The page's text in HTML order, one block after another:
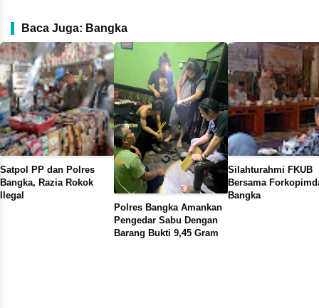
Baca Juga: Bangka
Satpol PP dan Polres
Bangka, Razia Rokok
Ilegal
Polres Bangka Amankan
Pengedar Sabu Dengan
Barang Bukti 9,45 Gram
Silahturahmi FKUB
Bersama
Bangka